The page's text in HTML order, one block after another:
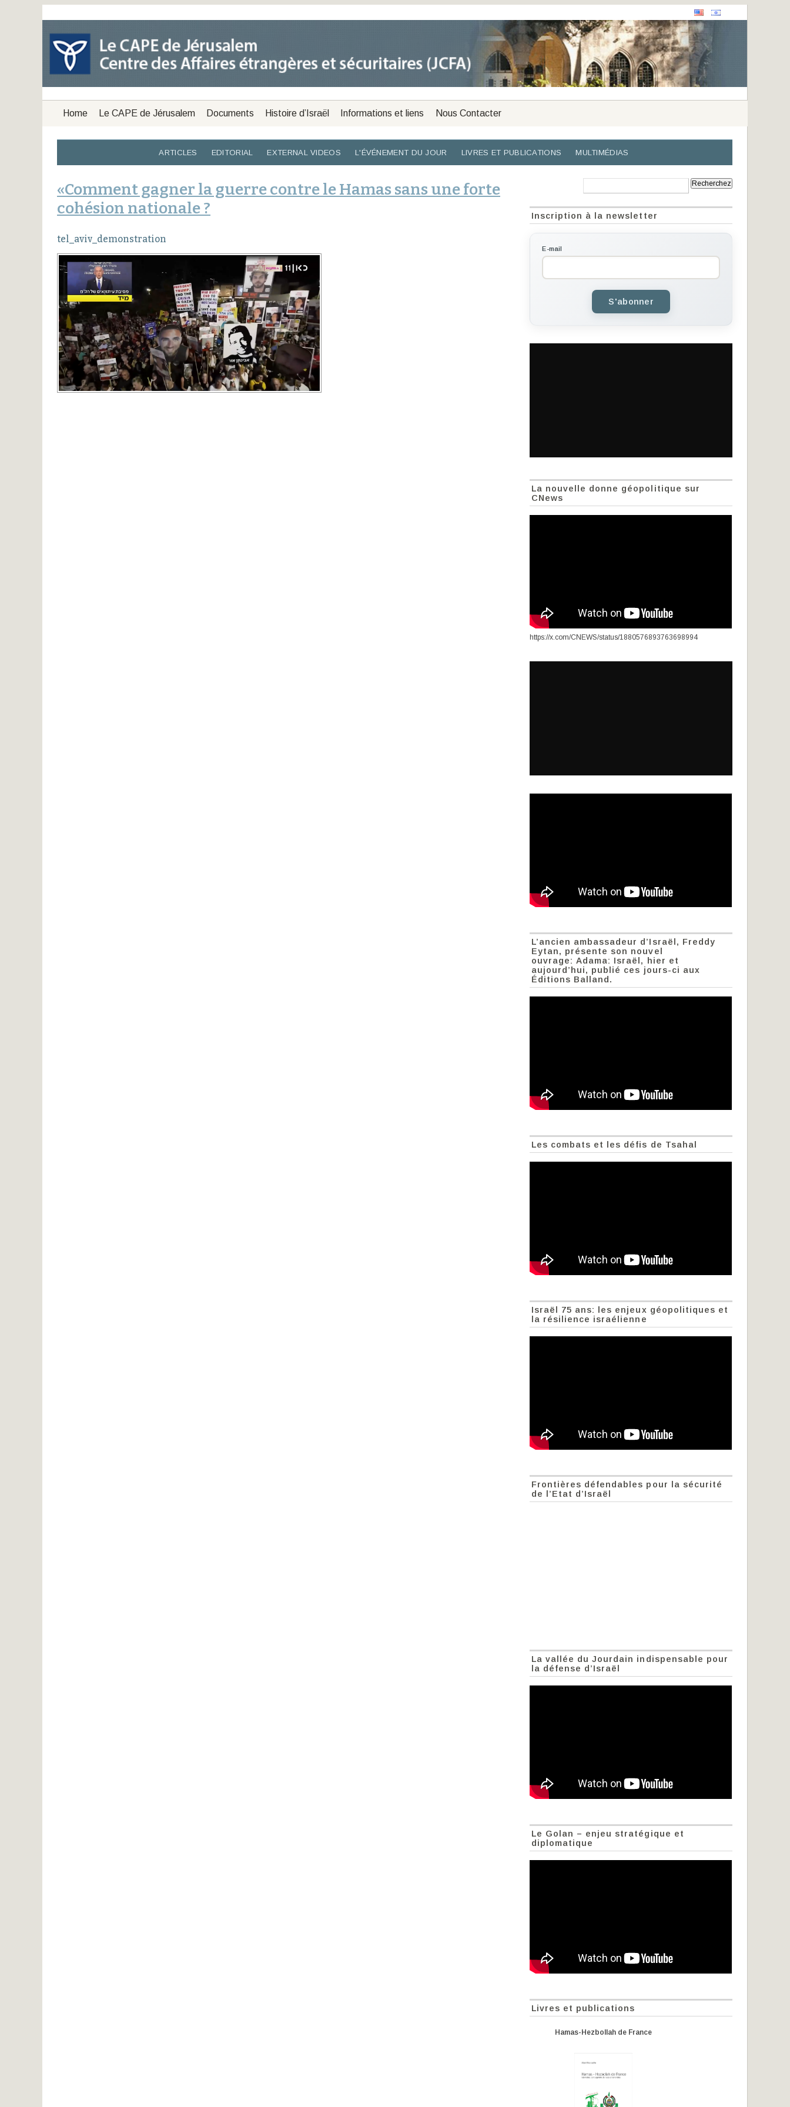
Home Le CAPE de Jérusalem Documents Histoire d’Israël Informations et liens Nous Contacter
ARTICLES EDITORIAL EXTERNAL VIDEOS L'ÉVÉNEMENT DU JOUR LIVRES ET PUBLICATIONS MULTIMÉDIAS
«Comment gagner la guerre contre le Hamas sans une forte
cohésion nationale ?
tel_aviv_demonstration
Inscription à la newsletter
E-mail
S'abonner
La nouvelle donne géopolitique sur
CNews
https://x.com/CNEWS/status/1880576893763698994
L’ancien ambassadeur d’Israël, Freddy
Eytan, présente son nouvel
ouvrage: Adama: Israël, hier et
aujourd’hui, publié ces jours-ci aux
Éditions Balland.
Les combats et les défis de Tsahal
Israël 75 ans: les enjeux géopolitiques et
la résilience israélienne
Frontières défendables pour la sécurité
de l’Etat d’Israël
La vallée du Jourdain indispensable pour
la défense d’Israël
Le Golan – enjeu stratégique et
diplomatique
Livres et publications
Hamas-Hezbollah de France